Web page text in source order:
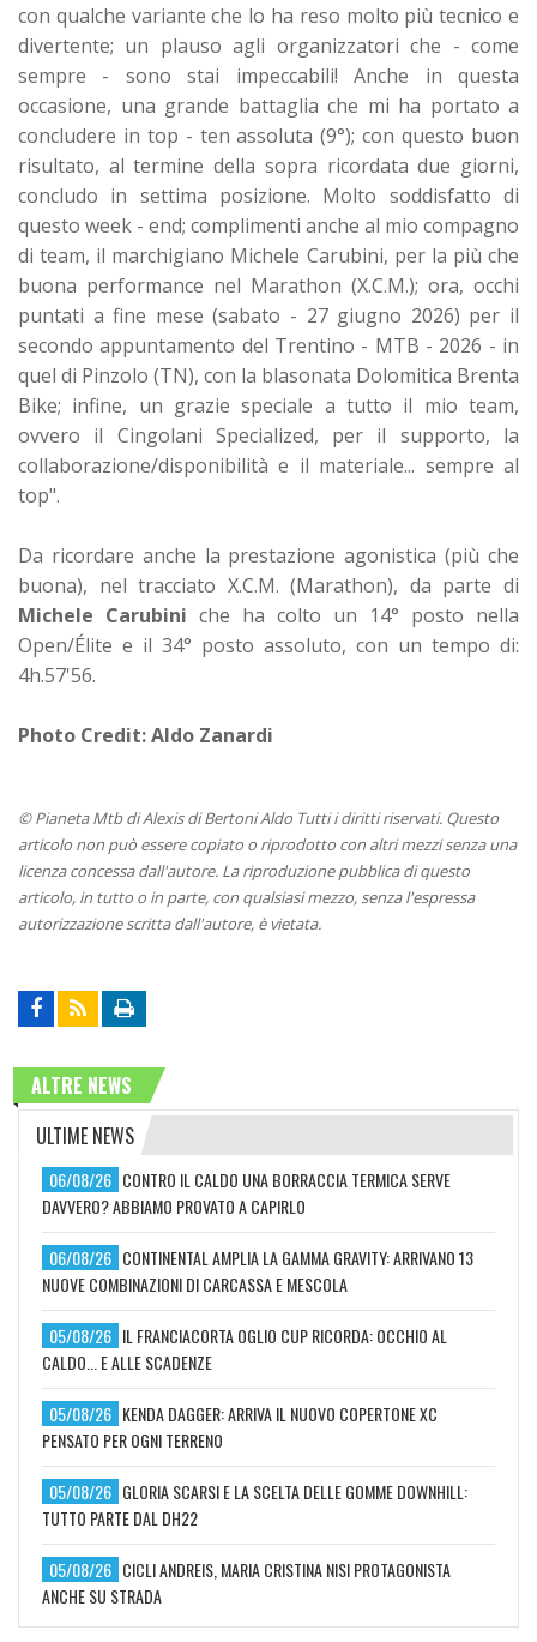
con qualche variante che lo ha reso molto più tecnico e
divertente; un plauso agli organizzatori che - come
sempre - sono stai impeccabili! Anche in questa
occasione, una grande battaglia che mi ha portato a
concludere in top - ten assoluta (9°); con questo buon
risultato, al termine della sopra ricordata due giorni,
concludo in settima posizione. Molto soddisfatto di
questo week - end; complimenti anche al mio compagno
di team, il marchigiano Michele Carubini, per la più che
buona performance nel Marathon (X.C.M.); ora, occhi
puntati a fine mese (sabato - 27 giugno 2026) per il
secondo appuntamento del Trentino - MTB - 2026 - in
quel di Pinzolo (TN), con la blasonata Dolomitica Brenta
Bike; infine, un grazie speciale a tutto il mio team,
ovvero il Cingolani Specialized, per il supporto, la
collaborazione/disponibilità e il materiale... sempre al
top".
Da ricordare anche la prestazione agonistica (più che
buona), nel tracciato X.C.M. (Marathon), da parte di
Michele Carubini che ha colto un 14° posto nella
Open/Élite e il 34° posto assoluto, con un tempo di:
4h.57'56.
Photo Credit: Aldo Zanardi
© Pianeta Mtb di Alexis di Bertoni Aldo Tutti i diritti riservati. Questo
articolo non può essere copiato o riprodotto con altri mezzi senza una
licenza concessa dall'autore. La riproduzione pubblica di questo
articolo, in tutto o in parte, con qualsiasi mezzo, senza l'espressa
autorizzazione scritta dall'autore, è vietata.
ALTRE NEWS
ULTIME NEWS
06/08/26 CONTRO IL CALDO UNA BORRACCIA TERMICA SERVE
DAVVERO? ABBIAMO PROVATO A CAPIRLO
06/08/26 CONTINENTAL AMPLIA LA GAMMA GRAVITY: ARRIVANO 13
NUOVE COMBINAZIONI DI CARCASSA E MESCOLA
05/08/26 IL FRANCIACORTA OGLIO CUP RICORDA: OCCHIO AL
CALDO... E ALLE SCADENZE
05/08/26 KENDA DAGGER: ARRIVA IL NUOVO COPERTONE XC
PENSATO PER OGNI TERRENO
05/08/26 GLORIA SCARSI E LA SCELTA DELLE GOMME DOWNHILL:
TUTTO PARTE DAL DH22
05/08/26 CICLI ANDREIS, MARIA CRISTINA NISI PROTAGONISTA
ANCHE SU STRADA